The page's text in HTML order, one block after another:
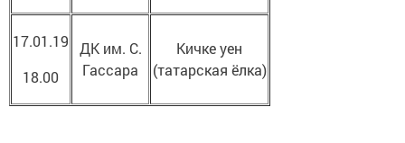
17.01.19
18.00
ДК им. С.
Гассара
Кичке уен
(татарская ёлка)